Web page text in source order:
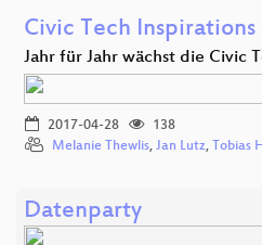
Civic Tech Inspirations
Jahr für Jahr wächst die Civic
2017-04-28
138
Melanie Thewlis, Jan Lutz, Tobias
Datenparty